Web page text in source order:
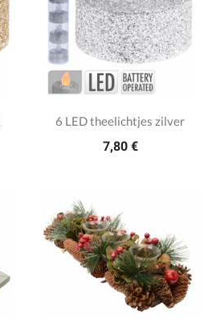
6 LED theelichtjes zilver
7,80 €